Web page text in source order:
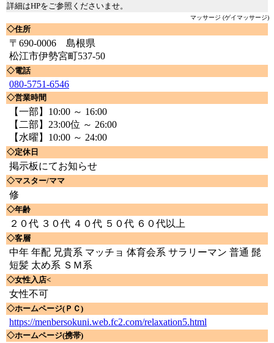
詳細はHPをご参照くださいませ。
マッサージ (ゲイマッサージ)
◇住所
〒690-0006 島根県
松江市伊勢宮町537-50
◇電話
080-5751-6546
◇営業時間
【一部】10:00 ～ 16:00
【二部】23:00位 ～ 26:00
【水曜】10:00 ～ 24:00
◇定休日
掲示板にてお知らせ
◇マスター/ママ
修
◇年齢
２０代 ３０代 ４０代 ５０代 ６０代以上
◇客層
中年 年配 兄貴系 マッチョ 体育会系 サラリーマン 普通 髭
短髪 太め系 ＳＭ系
◇女性入店<
女性不可
◇ホームページ(ＰＣ)
https://menbersokuni.web.fc2.com/relaxation5.html
◇ホームページ(携帯)